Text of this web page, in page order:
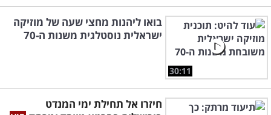
30:11
בואו ליהנות מחצי שעה של מוזיקה
ישראלית נוסטלגית משנות ה-70
חיזרו אל תחילת ימי המנדט